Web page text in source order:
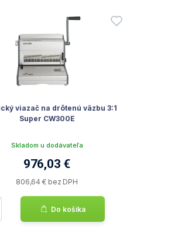
viazač na drôtenú väzbu 3:1
Super CW300E
Skladom u dodávateľa
976,03 €
806,64 € bez DPH
Do košíka